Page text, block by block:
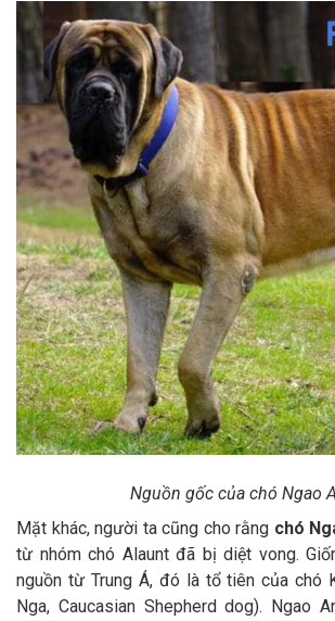
Nguồn gốc của chó Ngao
Mặt khác, người ta cũng cho rằng chó
từ nhóm chó Alaunt đã bị diệt vong.
nguồn từ Trung Á, đó là tổ tiên của chó
Nga, Caucasian Shepherd dog). Ngao